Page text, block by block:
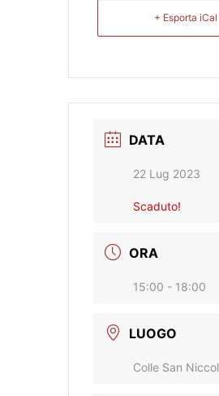
+ Esporta iCal
DATA
22 Lug 2023
Scaduto!
ORA
15:00 - 18:00
LUOGO
Colle San